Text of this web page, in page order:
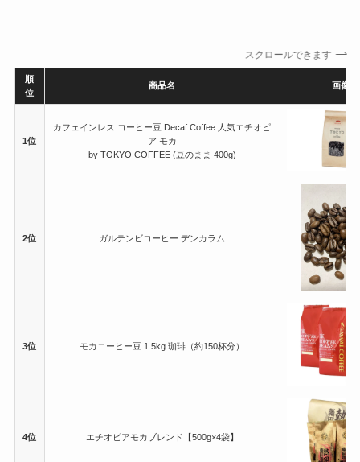
スクロールできます
順
位
商品名 画像
1位
カフェインレス コーヒー豆 Decaf Coffee 人気エチオピ
ア モカ
by TOKYO COFFEE (豆のまま 400g)
2位 ガルテンビコーヒー デンカラム
3位 モカコーヒー豆 1.5kg 珈琲（約150杯分）
4位 エチオピアモカブレンド【500g×4袋】